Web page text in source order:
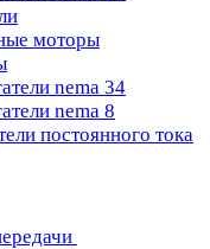
моторы
nema 34
nema 8
постоянного тока